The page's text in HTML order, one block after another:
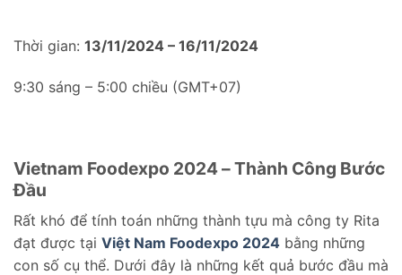
Thời gian: 13/11/2024 – 16/11/2024
9:30 sáng – 5:00 chiều (GMT+07)
Vietnam Foodexpo 2024 – Thành Công Bước
Đầu
Rất khó để tính toán những thành tựu mà công ty Rita
đạt được tại Việt Nam Foodexpo 2024 bằng những
con số cụ thể. Dưới đây là những kết quả bước đầu mà